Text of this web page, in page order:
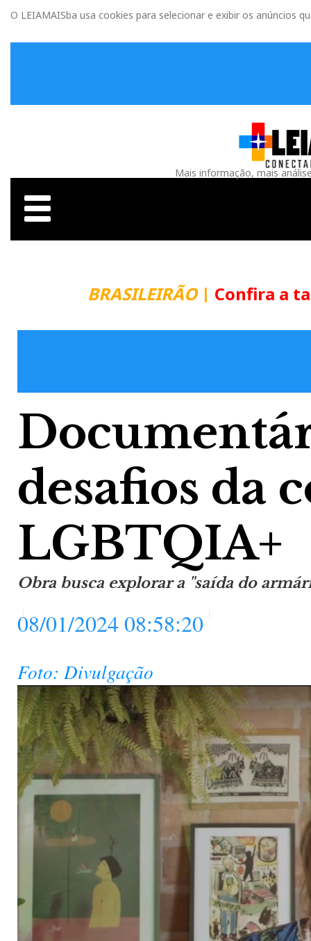
O LEIAMAISba usa cookies para selecionar e exibir os anúncios
Mais informação, mais
BRASILEIRÃO| Confira a
desafios da
LGBTQIA+
Obra busca explorar a "saída do
08/01/2024 08:58:20
Foto: Divulgação